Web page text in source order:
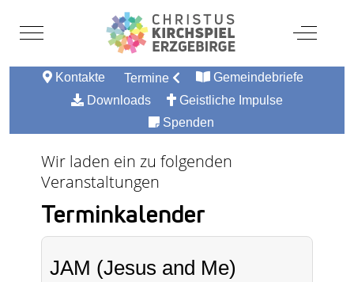
Mobile Menu Toggle Off-
Kontakte Termine
Gemeindebriefe
Downloads
Geistliche Impulse
Spenden
Wir laden ein zu folgenden
Veranstaltungen
Terminkalender
JAM (Jesus and Me)